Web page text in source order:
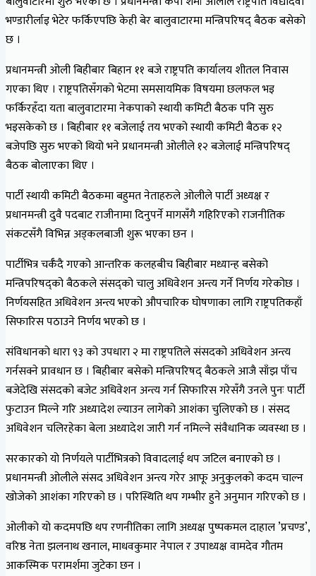
भण्डारीर्लाइ भेटेर फर्किएपछि केही बेर बालुवाटारमा मन्त्रिपरिषद् बैठक बसेको
छ ।
प्रधानमन्त्री ओली बिहीबार बिहान ११ बजे राष्ट्रपति कार्यालय शीतल निवास
गएका थिए । राष्ट्रपतिसँगको भेटमा समसायमिक विषयमा छलफल भइ
फर्किरहँदा यता बालुवाटारमा नेकपाको स्थायी कमिटी बैठक पनि सुरु
भइसकेको छ । बिहीबार ११ बजेलाई तय भएको स्थायी कमिटी बैठक १२
बजेपछि सुरु भएको थियो भने प्रधानमन्त्री ओलीले १२ बजेलाई मन्त्रिपरिषद्
बैठक बोलाएका थिए ।
पार्टी स्थायी कमिटी बैठकमा बहुमत नेताहरुले ओलीले पार्टी अध्यक्ष र
प्रधानमन्त्री दुवै पदबाट राजीनामा दिनुपर्ने मागसँगै गहिरिएको राजनीतिक
संकटसँगै विभिन्न अड्कलबाजी शुरू भएका छन ।
पार्टीभित्र चर्कँदै गएको आन्तरिक कलहबीच बिहीबार मध्यान्ह बसेको
मन्त्रिपरिषद्को बैठकले संसद्को चालु अधिवेशन अन्त्य गर्ने निर्णय गरेकोछ ।
निर्णयसहित अधिवेशन अन्त्य भएको औपचारिक घोषणाका लागि राष्ट्रपतिकहाँ
सिफारिस पठाउने निर्णय भएको छ ।
संविधानको धारा ९३ को उपधारा २ मा राष्ट्रपतिले संसदको अधिवेशन अन्त्य
गर्नसक्ने प्रावधान छ । बिहीबार बसेको मन्त्रिपरिषद् बैठकले आजै साँझ पाँच
बजेदेखि संसदको बजेट अधिवेशन अन्त्य गर्न सिफारिस गरेसँगै उनले पुनः पार्टी
फुटाउन मिल्ने गरि अध्यादेश ल्याउन लागेको आशंका चुलिएको छ । संसद
अधिवेशन चलिरहेका बेला अध्यादेश जारी गर्न नमिल्ने संवैधानिक व्यवस्था छ ।
सरकारको यो निर्णयले पार्टीभित्रको विवादलाई थप जटिल बनाएको छ ।
प्रधानमन्त्री ओलीले संसद अधिवेशन अन्त्य गरेर आफू अनुकुलको कदम चाल्न
खोजेको आशंका गरिएको छ । परिस्थिति थप गम्भीर हुने अनुमान गरिएको छ ।
ओलीको यो कदमपछि थप रणनीतिका लागि अध्यक्ष पुष्पकमल दाहाल ’प्रचण्ड’,
वरिष्ठ नेता झलनाथ खनाल, माधवकुमार नेपाल र उपाध्यक्ष वामदेव गौतम
आकस्मिक परामर्शमा जुटेका छन ।